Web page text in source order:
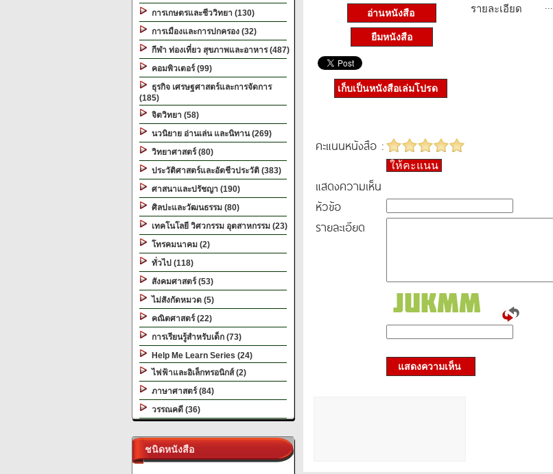
การเกษตรและชีววิทยา (130)
การเมืองและการปกครอง (32)
กีฬา ท่องเที่ยว สุขภาพและอาหาร (487)
คอมพิวเตอร์ (99)
ธุรกิจ เศรษฐศาสตร์และการจัดการ
(185)
จิตวิทยา (58)
นวนิยาย อ่านเล่น และนิทาน (269)
วิทยาศาสตร์ (80)
ประวัติศาสตร์และอัตชีวประวัติ (383)
ศาสนาและปรัชญา (190)
ศิลปะและวัฒนธรรม (80)
เทคโนโลยี วิศวกรรม อุตสาหกรรม (23)
โทรคมนาคม (2)
ทั่วไป (118)
สังคมศาสตร์ (53)
ไม่สังกัดหมวด (5)
คณิตศาสตร์ (22)
การเรียนรู้สำหรับเด็ก (73)
Help Me Learn Series (24)
ไฟฟ้าและอิเล็กทรอนิกส์ (2)
ภาษาศาสตร์ (84)
วรรณคดี (36)
ชนิดหนังสือ
อ่านหนังสือ
ยืมหนังสือ
รายละเอียด
...
เก็บเป็นหนังสือเล่มโปรด
คะแนนหนังสือ :
ให้คะแนน
แสดงความเห็น
หัวข้อ
รายละเอียด
แสดงความเห็น